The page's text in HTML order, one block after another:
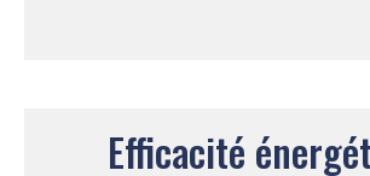
Efficacité